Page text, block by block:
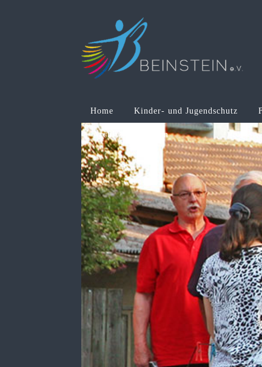
Home Kinder- und Jugendschutz
Archiv Tanzen